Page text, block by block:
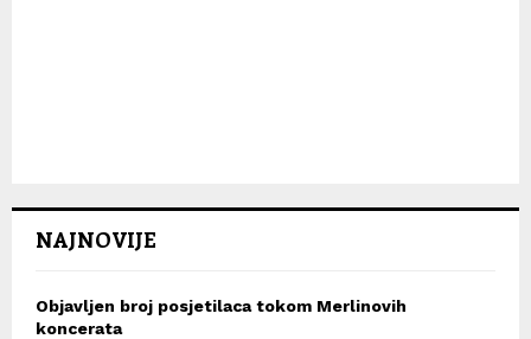
NAJNOVIJE
Objavljen broj posjetilaca tokom Merlinovih
koncerata